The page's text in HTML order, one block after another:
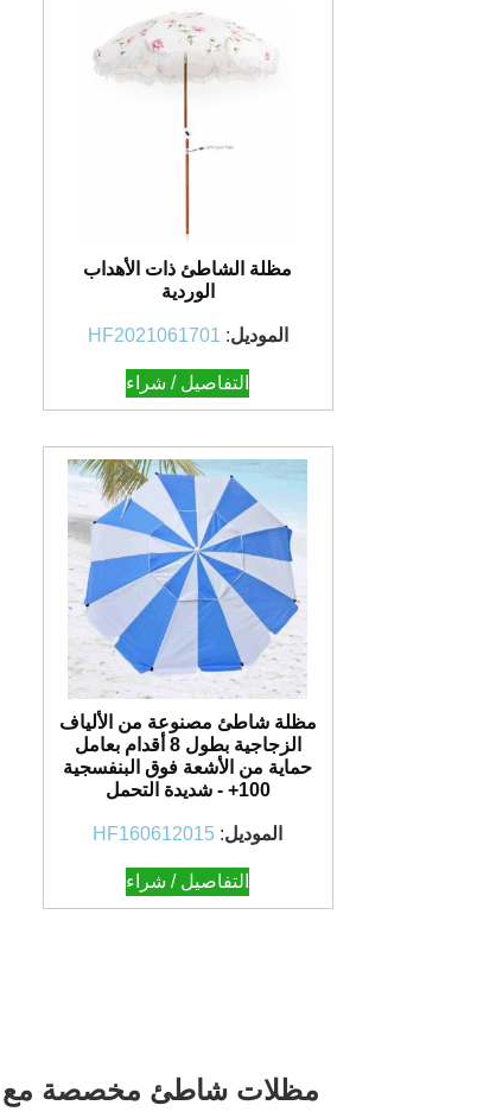
مظلة الشاطئ ذات الأهداب
الوردية
الموديل:
HF2021061701
التفاصيل / شراء
مظلة شاطئ مصنوعة من الألياف
الزجاجية بطول 8 أقدام بعامل
حماية من الأشعة فوق البنفسجية
100+ - شديدة التحمل
الموديل:
HF160612015
التفاصيل / شراء
مظلات شاطئ مخصصة مع